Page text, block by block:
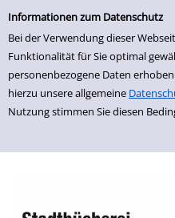
Einfache Suche
Informationen zum Datenschutz
Bei der Verwendung dieser
Funktionalität für Sie optimal
personenbezogene Daten
hierzu unsere allgemeine
Nutzung stimmen Sie diesen
zur Navigation springen
zum Inhalt springen
Zur Detailanzeige springen